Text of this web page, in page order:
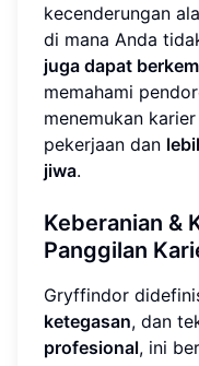
kecenderungan
di mana Anda
juga dapat
memahami
menemukan
pekerjaan dan
jiwa.
Keberanian &
Panggilan
Gryffindor
ketegasan, dan
profesional, ini